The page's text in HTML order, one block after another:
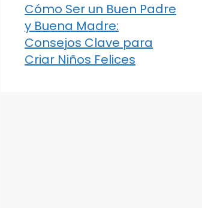
Cómo Ser un Buen Padre
y Buena Madre:
Consejos Clave para
Criar Niños Felices